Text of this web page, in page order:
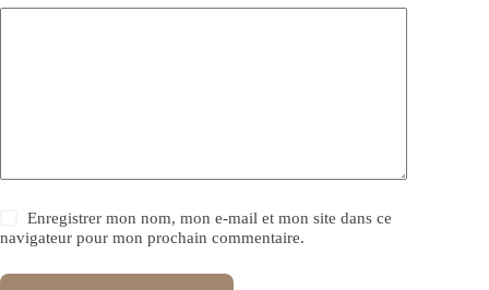
Enregistrer mon nom, mon e-mail et mon site dans ce
navigateur pour mon prochain commentaire.